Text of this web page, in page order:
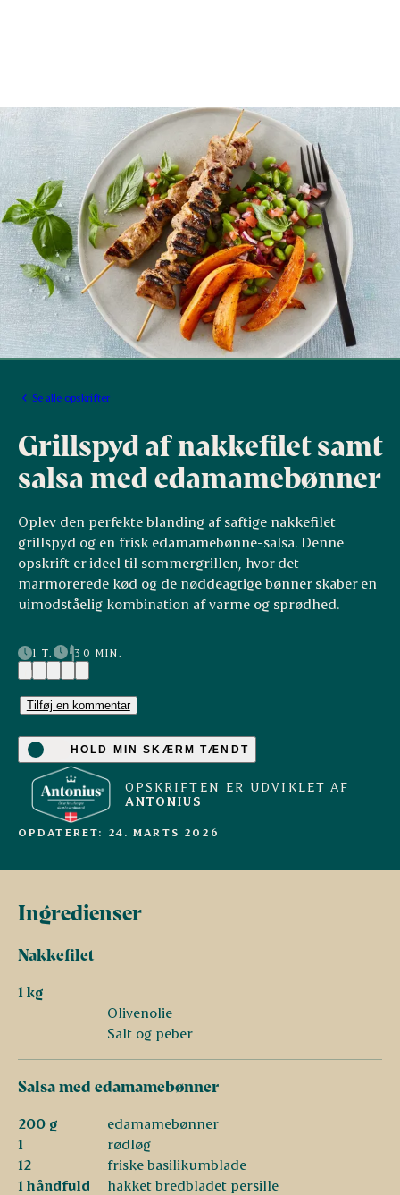
Se alle opskrifter
Grillspyd af nakkefilet samt
salsa med edamamebønner
Oplev den perfekte blanding af saftige nakkefilet
grillspyd og en frisk edamamebønne-salsa. Denne
opskrift er ideel til sommergrillen, hvor det
marmorerede kød og de nøddeagtige bønner skaber en
uimodståelig kombination af varme og sprødhed.
1 T.
30 MIN.
(1)
Tilføj en kommentar
HOLD MIN SKÆRM TÆNDT
OPSKRIFTEN ER UDVIKLET AF
ANTONIUS
OPDATERET: 24. MARTS 2026
Ingredienser
Nakkefilet
1 kg
Olivenolie
Salt og peber
Salsa med edamamebønner
200 g
edamamebønner
1
rødløg
12
friske basilikumblade
1 håndfuld
hakket bredbladet persille